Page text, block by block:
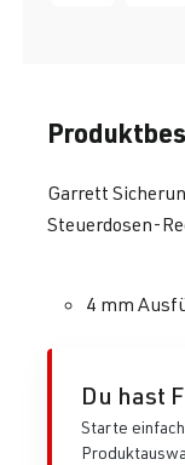
Garrett
Steuerdosen-
4 mm
Du hast
Starte